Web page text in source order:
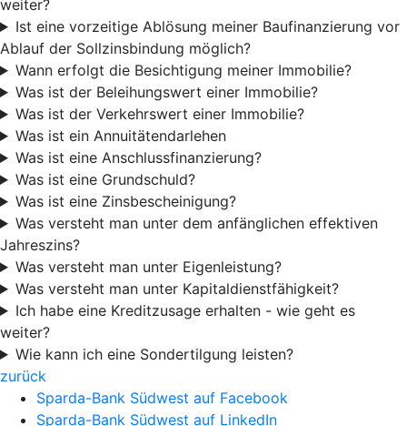
weiter?
Ist eine vorzeitige Ablösung meiner Baufinanzierung vor
Ablauf der Sollzinsbindung möglich?
Wann erfolgt die Besichtigung meiner Immobilie?
Was ist der Beleihungswert einer Immobilie?
Was ist der Verkehrswert einer Immobilie?
Was ist ein Annuitätendarlehen
Was ist eine Anschlussfinanzierung?
Was ist eine Grundschuld?
Was ist eine Zinsbescheinigung?
Was versteht man unter dem anfänglichen effektiven
Jahreszins?
Was versteht man unter Eigenleistung?
Was versteht man unter Kapitaldienstfähigkeit?
Ich habe eine Kreditzusage erhalten - wie geht es
weiter?
Wie kann ich eine Sondertilgung leisten?
zurück
Sparda-Bank Südwest auf Facebook
Sparda-Bank Südwest auf LinkedIn